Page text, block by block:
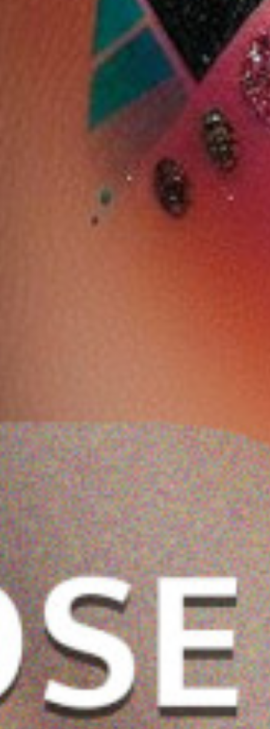
بيوتيفول
الشعر
3.850 دب
اشتر الآن
ديسار جل الجسم بزيت
الكاكاو 200 مل
1.250 دب
اشتر الآن
الجبل بالنعنا
2.700 دب
اشتر الآن
10 %
زيت أفغان لزيادة كثافة
الشعر واطالته ومنع
تساقط الشعر - 200 مل
3.250 دب
2.925 دب
اشتر الآن
10 %
ماي كير علاج الإصلاح
الفوري بزيت الأرغان 500
مل0.850 دب
0.765 دب
اشتر الآن